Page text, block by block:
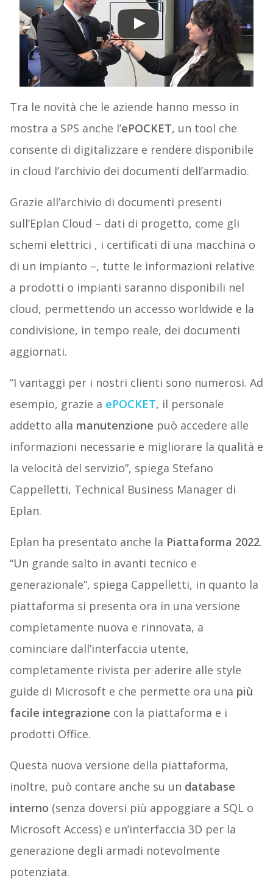
Tra le novità che le aziende hanno messo in
mostra a SPS anche l’ePOCKET, un tool che
consente di digitalizzare e rendere disponibile
in cloud l’archivio dei documenti dell’armadio.
Grazie all’archivio di documenti presenti
sull’Eplan Cloud – dati di progetto, come gli
schemi elettrici , i certificati di una macchina o
di un impianto –, tutte le informazioni relative
a prodotti o impianti saranno disponibili nel
cloud, permettendo un accesso worldwide e la
condivisione, in tempo reale, dei documenti
aggiornati.
“I vantaggi per i nostri clienti sono numerosi. Ad
esempio, grazie a ePOCKET, il personale
addetto alla manutenzione può accedere alle
informazioni necessarie e migliorare la qualità e
la velocità del servizio”, spiega Stefano
Cappelletti, Technical Business Manager di
Eplan.
Eplan ha presentato anche la Piattaforma 2022.
“Un grande salto in avanti tecnico e
generazionale”, spiega Cappelletti, in quanto la
piattaforma si presenta ora in una versione
completamente nuova e rinnovata, a
cominciare dall’interfaccia utente,
completamente rivista per aderire alle style
guide di Microsoft e che permette ora una più
facile integrazione con la piattaforma e i
prodotti Office.
Questa nuova versione della piattaforma,
inoltre, può contare anche su un database
interno (senza doversi più appoggiare a SQL o
Microsoft Access) e un’interfaccia 3D per la
generazione degli armadi notevolmente
potenziata.